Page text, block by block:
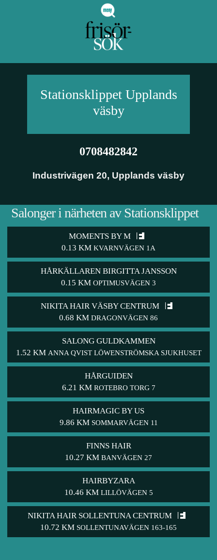
StationsklippetUpplands
väsby
0708482842
Industrivägen 20, Upplands väsby
Salonger i närheten av Stationsklippet
MOMENTS BY M
0.13 KM KVARNVÄGEN 1A
HÅRKÄLLAREN BIRGITTA JANSSON
0.15 KM OPTIMUSVÄGEN 3
NIKITA HAIR VÄSBY CENTRUM
0.68 KM DRAGONVÄGEN 86
SALONG GULDKAMMEN
1.52 KM ANNA QVIST LÖWENSTRÖMSKA SJUKHUSET
HÅRGUIDEN
6.21 KM ROTEBRO TORG 7
HAIRMAGIC BY US
9.86 KM SOMMARVÄGEN 11
FINNS HAIR
10.27 KM BANVÄGEN 27
HAIRBYZARA
10.46 KM LILLÖVÄGEN 5
NIKITA HAIR SOLLENTUNA CENTRUM
10.72 KM SOLLENTUNAVÄGEN 163-165